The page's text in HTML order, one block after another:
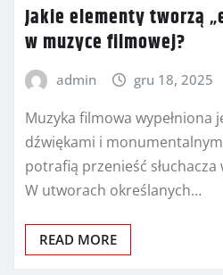
Jakie elementy tworzą
w muzyce filmowej?
admin gru 18, 2025
Muzyka filmowa wypełniona
dźwiękami i
potrafią przenieść słuchacza
W utworach określanych…
READ MORE